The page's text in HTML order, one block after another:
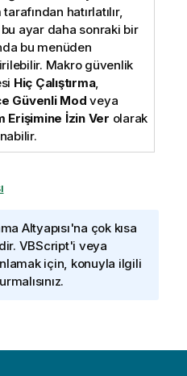
hatırlatılır,
ayar daha sonraki bir
bu menüden
Makro güvenlik
Hiç Çalıştırma,
Güvenli Mod veya
Erişimine İzin Ver olarak
Altyapısı'na çok kısa
VBScript'i veya
için, konuyla ilgili